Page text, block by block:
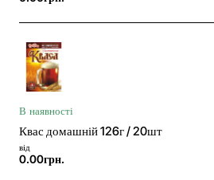
В наявності
Квас домашній 126г / 20шт
від
0.00грн.